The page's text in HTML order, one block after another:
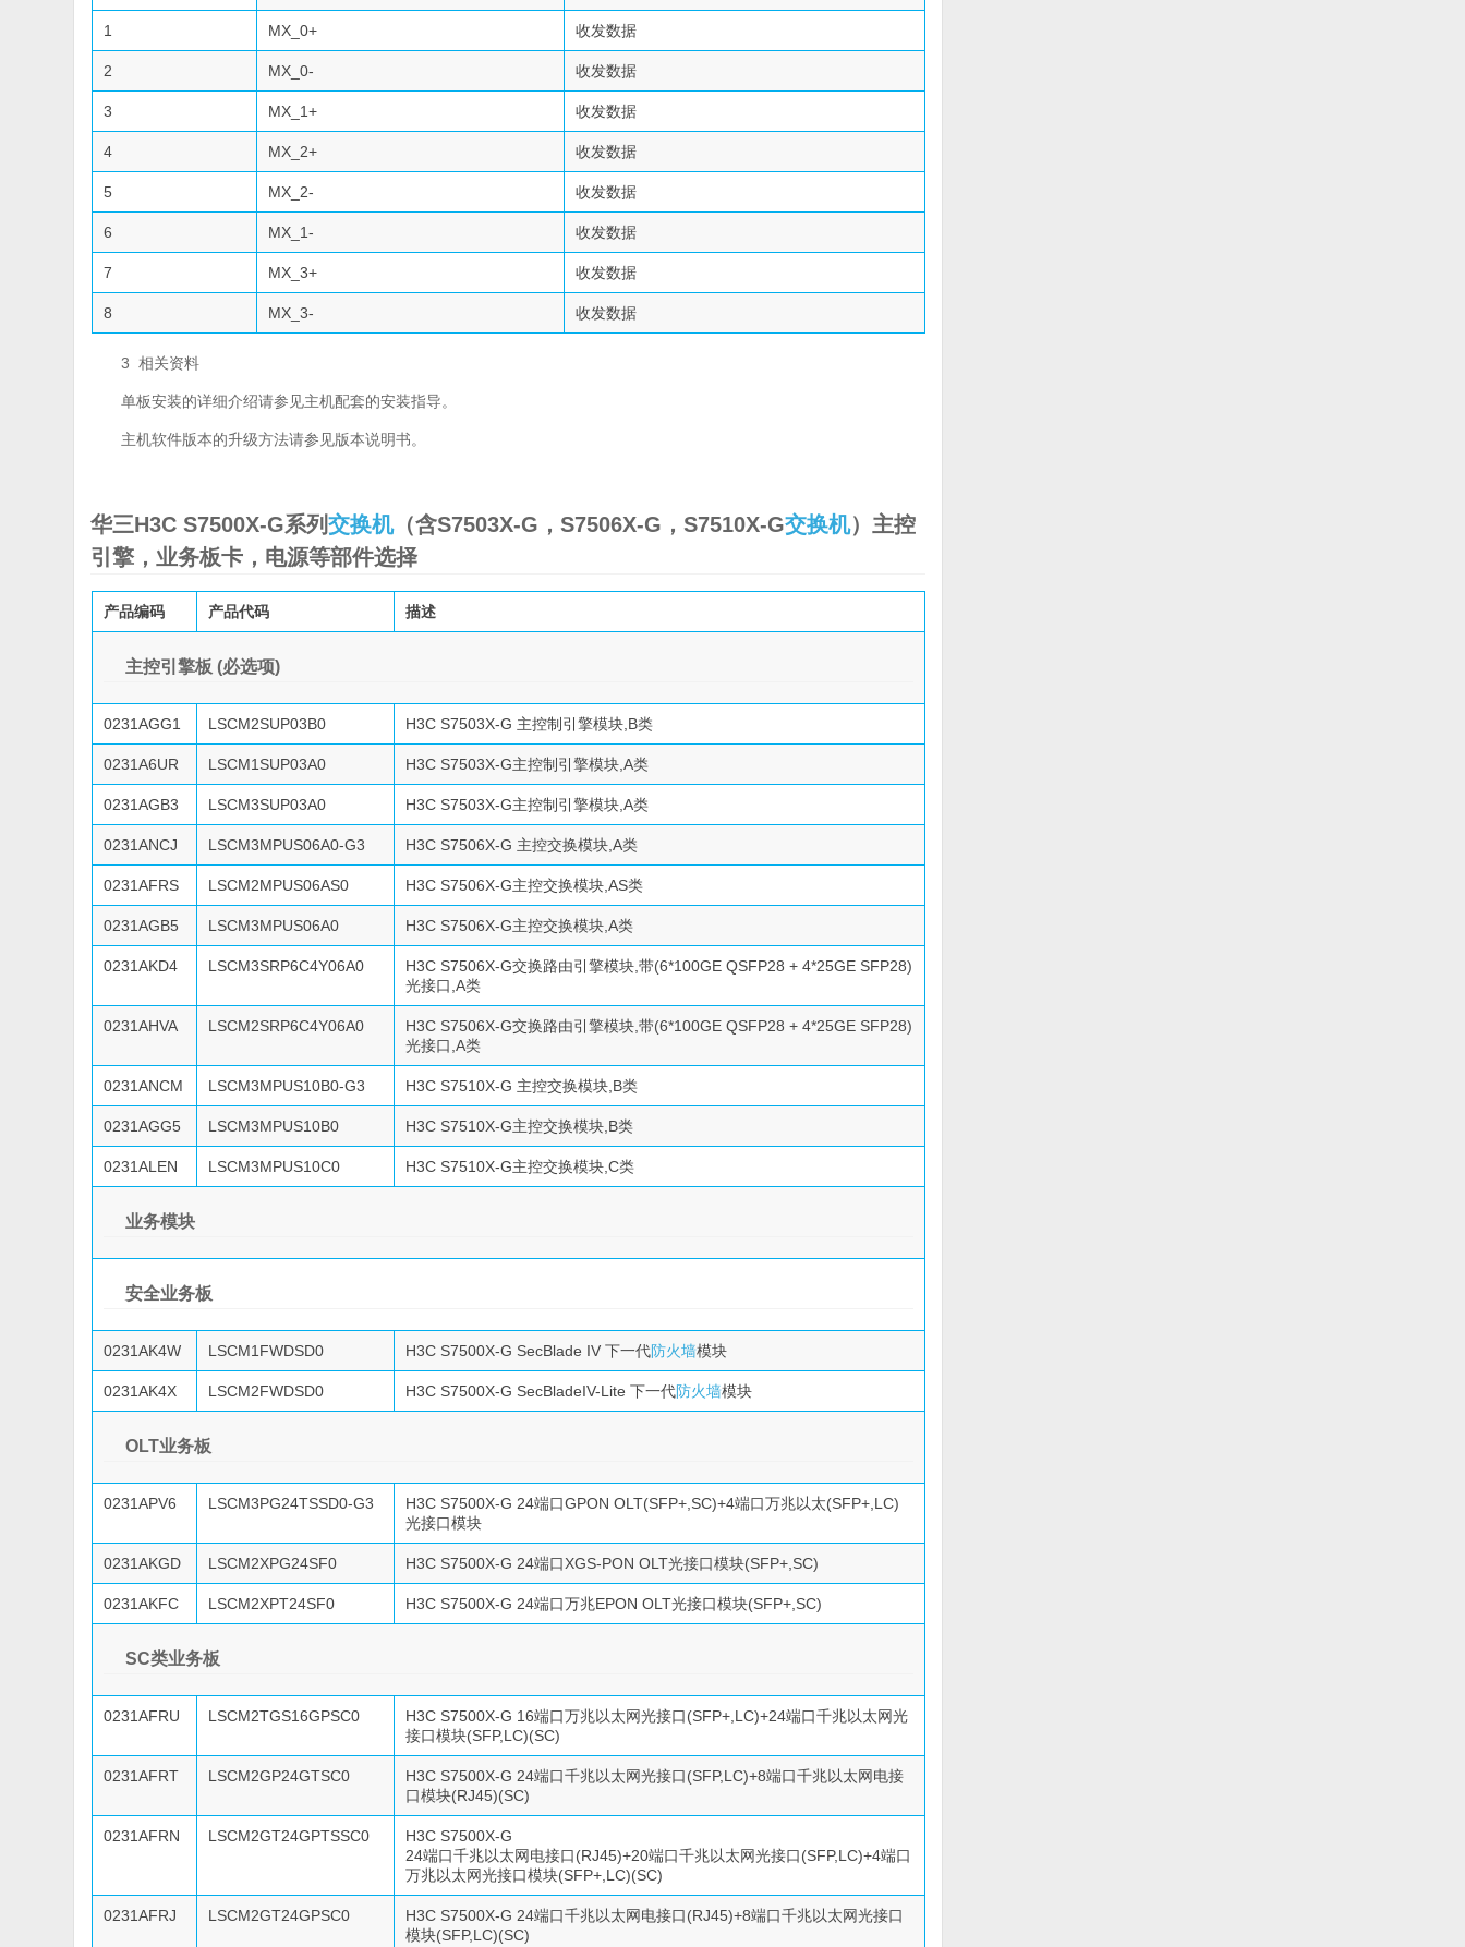
1 MX_0+ 收发数据
2 MX_0- 收发数据
3 MX_1+ 收发数据
4 MX_2+ 收发数据
5 MX_2- 收发数据
6 MX_1- 收发数据
7 MX_3+ 收发数据
8 MX_3- 收发数据
3 相关资料
单板安装的详细介绍请参见主机配套的安装指导。
主机软件版本的升级方法请参见版本说明书。
华三H3C S7500X-G系列交换机（含S7503X-G，S7506X-G，S7510X-G交换机）主控
引擎，业务板卡，电源等部件选择
产品编码 产品代码 描述
主控引擎板 (必选项)
0231AGG1 LSCM2SUP03B0 H3C S7503X-G 主控制引擎模块,B类
0231A6UR LSCM1SUP03A0 H3C S7503X-G主控制引擎模块,A类
0231AGB3 LSCM3SUP03A0 H3C S7503X-G主控制引擎模块,A类
0231ANCJ LSCM3MPUS06A0-G3 H3C S7506X-G 主控交换模块,A类
0231AFRS LSCM2MPUS06AS0 H3C S7506X-G主控交换模块,AS类
0231AGB5 LSCM3MPUS06A0 H3C S7506X-G主控交换模块,A类
0231AKD4 LSCM3SRP6C4Y06A0
H3C S7506X-G交换路由引擎模块,带(6*100GE QSFP28 + 4*25GE SFP28)
光接口,A类
0231AHVA LSCM2SRP6C4Y06A0
H3C S7506X-G交换路由引擎模块,带(6*100GE QSFP28 + 4*25GE SFP28)
光接口,A类
0231ANCM LSCM3MPUS10B0-G3 H3C S7510X-G 主控交换模块,B类
0231AGG5 LSCM3MPUS10B0 H3C S7510X-G主控交换模块,B类
0231ALEN LSCM3MPUS10C0 H3C S7510X-G主控交换模块,C类
业务模块
安全业务板
0231AK4W LSCM1FWDSD0 H3C S7500X-G SecBlade IV 下一代防火墙模块
0231AK4X LSCM2FWDSD0 H3C S7500X-G SecBladeIV-Lite 下一代防火墙模块
OLT业务板
0231APV6 LSCM3PG24TSSD0-G3
H3C S7500X-G 24端口GPON OLT(SFP+,SC)+4端口万兆以太(SFP+,LC)
光接口模块
0231AKGD LSCM2XPG24SF0 H3C S7500X-G 24端口XGS-PON OLT光接口模块(SFP+,SC)
0231AKFC LSCM2XPT24SF0 H3C S7500X-G 24端口万兆EPON OLT光接口模块(SFP+,SC)
SC类业务板
0231AFRU LSCM2TGS16GPSC0
H3C S7500X-G 16端口万兆以太网光接口(SFP+,LC)+24端口千兆以太网光
接口模块(SFP,LC)(SC)
0231AFRT LSCM2GP24GTSC0
H3C S7500X-G 24端口千兆以太网光接口(SFP,LC)+8端口千兆以太网电接
口模块(RJ45)(SC)
0231AFRN LSCM2GT24GPTSSC0
H3C S7500X-G
24端口千兆以太网电接口(RJ45)+20端口千兆以太网光接口(SFP,LC)+4端口
万兆以太网光接口模块(SFP+,LC)(SC)
0231AFRJ LSCM2GT24GPSC0
H3C S7500X-G 24端口千兆以太网电接口(RJ45)+8端口千兆以太网光接口
模块(SFP,LC)(SC)